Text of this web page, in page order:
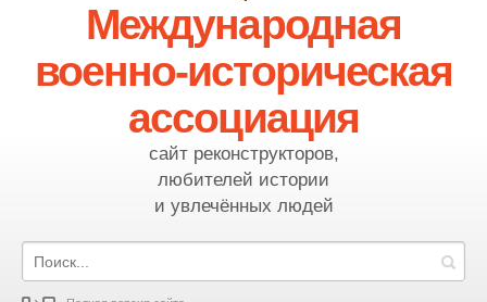
Международная
военно-историческая
ассоциация
сайт реконструкторов,
любителей истории
и увлечённых людей